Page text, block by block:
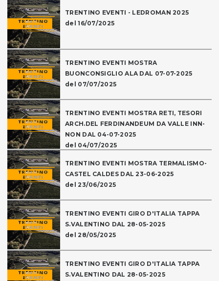
TRENTINO EVENTI - LEDROMAN 2025
del 16/07/2025
TRENTINO EVENTI MOSTRA
BUONCONSIGLIO ALA DAL 07-07-2025
del 07/07/2025
TRENTINO EVENTI MOSTRA RETI, TESORI
ARCH.DEL FERDINANDEUM DA VALLE INN-
NON DAL 04-07-2025
del 04/07/2025
TRENTINO EVENTI MOSTRA TERMALISMO-
CASTEL CALDES DAL 23-06-2025
del 23/06/2025
TRENTINO EVENTI GIRO D'ITALIA TAPPA
S.VALENTINO DAL 28-05-2025
del 28/05/2025
TRENTINO EVENTI GIRO D'ITALIA TAPPA
S.VALENTINO DAL 28-05-2025